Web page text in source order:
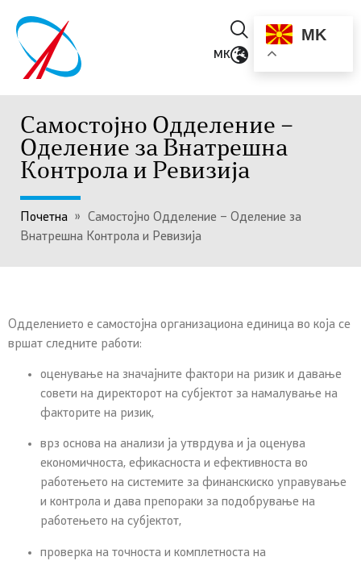
MK
MK
Самостојно Одделение –
Оделение за Внатрешна
Контрола и Ревизија
Почетна »
Самостојно Одделение – Оделение за
Внатрешна Контрола и Ревизија
Одделението е самостојна организациона единица во која се
вршат следните работи:
оценување на значајните фактори на ризик и давање
совети на директорот на субјектот за намалување на
факторите на ризик,
врз основа на анализи ја утврдува и ја оценува
економичноста, ефикасноста и ефективноста во
работењето на системите за финанскиско управување
и контрола и дава препораки за подобрување на
работењето на субјектот,
проверка на точноста и комплетноста на